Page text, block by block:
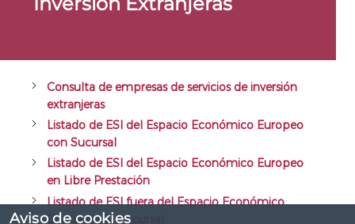
Aviso de cookies
Consulta de empresas de servicios de inversión
extranjeras
Listado de ESI del Espacio Económico Europeo
con Sucursal
Listado de ESI del Espacio Económico Europeo
en Libre Prestación
Listado de ESI fuera del Espacio Económico
Europeo con sucursal